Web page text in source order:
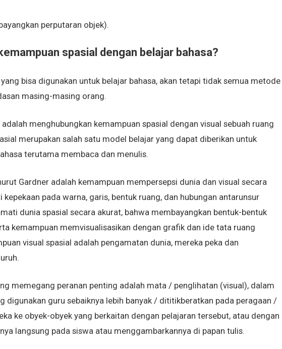
perputaran objek).
spasial dengan belajar bahasa?
bisa digunakan untuk belajar bahasa, akan tetapi tidak semua metode
masing-masing orang.
menghubungkan kemampuan spasial dengan visual sebuah ruang
merupakan salah satu model belajar yang dapat diberikan untuk
terutama membaca dan menulis.
Gardner adalah kemampuan mempersepsi dunia dan visual secara
pada warna, garis, bentuk ruang, dan hubungan antarunsur
dunia spasial secara akurat, bahwa membayangkan bentuk-bentuk
kemampuan memvisualisasikan dengan grafik dan ide tata ruang
visual spasial adalah pengamatan dunia, mereka peka dan
memegang peranan penting adalah mata / penglihatan (visual), dalam
digunakan guru sebaiknya lebih banyak / dititikberatkan pada peragaan /
ke obyek-obyek yang berkaitan dengan pelajaran tersebut, atau dengan
langsung pada siswa atau menggambarkannya di papan tulis.